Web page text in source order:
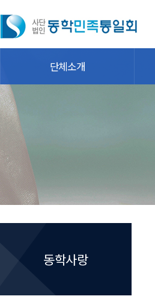
단체소개
동학사랑